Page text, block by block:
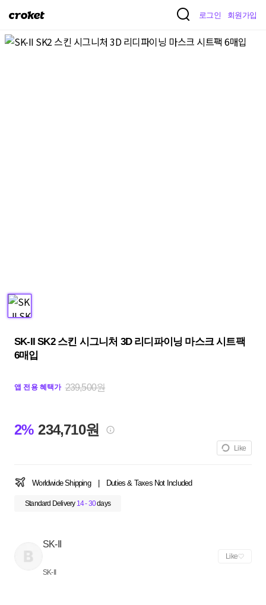
크
켓
로그인 회원가입
SK-II SK2 스킨 시그니처 3D 리디파이닝 마스크 시트팩
6매입
앱 전용 혜택가 239,500원
2% 234,710원
Like
Worldwide Shipping Duties & Taxes Not Included
Standard Delivery 14 - 30days
SK-II
SK-II
Like